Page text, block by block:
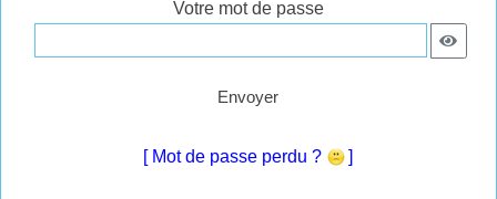
Votre mot de passe
Envoyer
[ Mot de passe perdu ? ]